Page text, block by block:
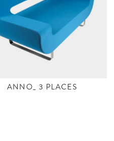
ANNO_ 3 PLACES